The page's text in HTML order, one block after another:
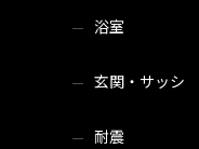
浴室
玄関・サッシ
耐震